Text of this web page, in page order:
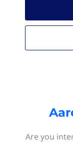
Are you